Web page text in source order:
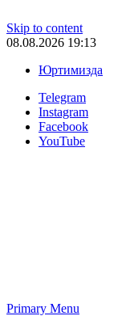
Skip to content
08.08.2026 19:13
Юртимизда
Telegram
Instagram
Facebook
YouTube
Primary Menu